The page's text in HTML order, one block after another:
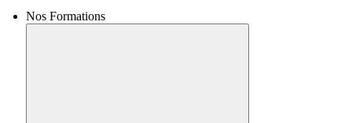
Nos Formations